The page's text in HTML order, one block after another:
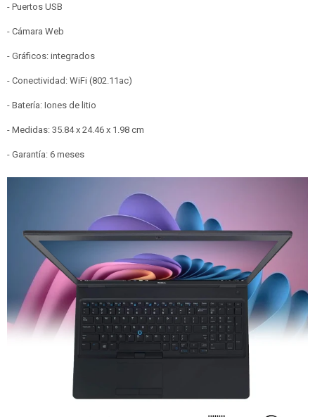
- Puertos USB
- Cámara Web
- Gráficos: integrados
- Conectividad: WiFi (802.11ac)
- Batería: Iones de litio
- Medidas: 35.84 x 24.46 x 1.98 cm
- Garantía: 6 meses